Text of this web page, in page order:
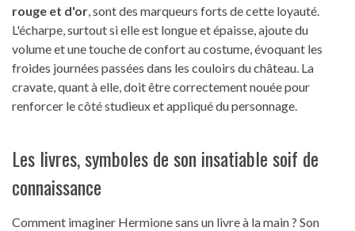
rouge et d'or , sont des marqueurs forts de cette loyauté.
L'écharpe, surtout si elle est longue et épaisse, ajoute du
volume et une touche de confort au costume, évoquant les
froides journées passées dans les couloirs du château. La
cravate, quant à elle, doit être correctement nouée pour
renforcer le côté studieux et appliqué du personnage.
Les livres, symboles de son insatiable soif de
connaissance
Comment imaginer Hermione sans un livre à la main ? Son